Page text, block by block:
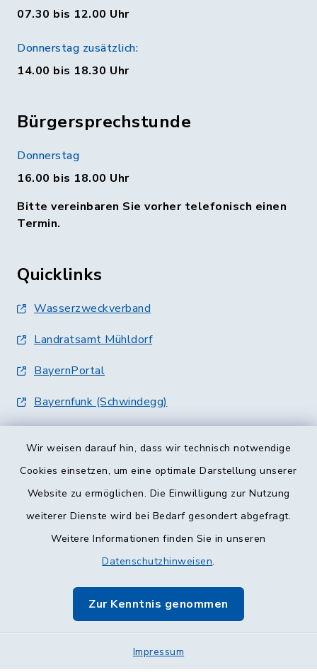
Wir weisen darauf hin, dass wir technisch notwendige
Cookies einsetzen, um eine optimale Darstellung unserer
Website zu ermöglichen. Die Einwilligung zur Nutzung
weiterer Dienste wird bei Bedarf gesondert abgefragt.
Weitere Informationen finden Sie in unseren
Datenschutzhinweisen.
Zur Kenntnis genommen
Impressum
07.30 bis 12.00 Uhr
Donnerstag zusätzlich:
14.00 bis 18.30 Uhr
Bürgersprechstunde
Donnerstag
16.00 bis 18.00 Uhr
Bitte vereinbaren Sie vorher telefonisch einen
Termin.
Quicklinks
Wasserzweckverband
Landratsamt Mühldorf
BayernPortal
Bayernfunk (Schwindegg)
Barrierefreiheit
Impressum
Sitemap